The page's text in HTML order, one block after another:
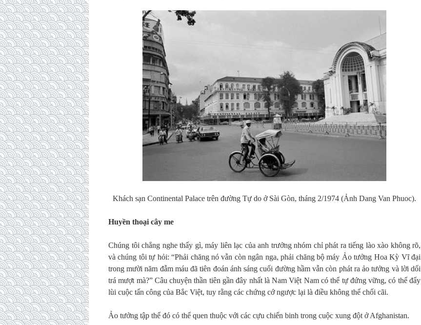
Khách sạn Continental Palace trên đường Tự do ở Sài Gòn, tháng 2/1974 (Ảnh Dang Van Phuoc).
Huyền thoại cây me
Chúng tôi chẳng nghe thấy gì, máy liên lạc của anh trưởng nhóm chỉ phát ra tiếng lào xào không rõ,
và chúng tôi tự hỏi: “Phải chăng nó vẫn còn ngân nga, phải chăng bộ máy Ảo tưởng Hoa Kỳ Vĩ đại
trong mười năm đẫm máu đã tiên đoán ánh sáng cuối đường hầm vẫn còn phát ra ảo tưởng và lời dối
trá mượt mà?” Câu chuyện thần tiên gần đây nhất là Nam Việt Nam có thể tự đứng vững, có thể đẩy
lùi cuộc tấn công của Bắc Việt, tuy rằng các chứng cớ ngược lại là điều không thể chối cãi.
Ảo tưởng tập thể đó có thể quen thuộc với các cựu chiến binh trong cuộc xung đột ở Afghanistan.